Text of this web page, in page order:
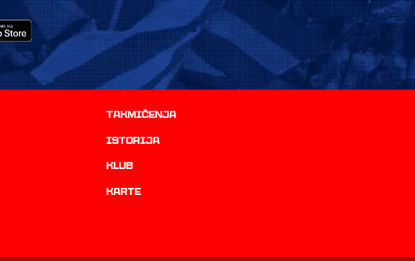
Takmičenja
istorija
Klub
Karte